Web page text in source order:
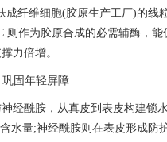
成纤维细胞(胶原生产工厂)的线
则作为胶原合成的必需辅酶，
力倍增。
固年轻屏障
经酰胺，从真皮到表皮构建锁
水量;神经酰胺则在表皮形成防